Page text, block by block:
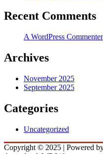
Recent Comments
A WordPress Commenter
Archives
November 2025
September 2025
Categories
Uncategorized
Copyright © 2025 | Powered